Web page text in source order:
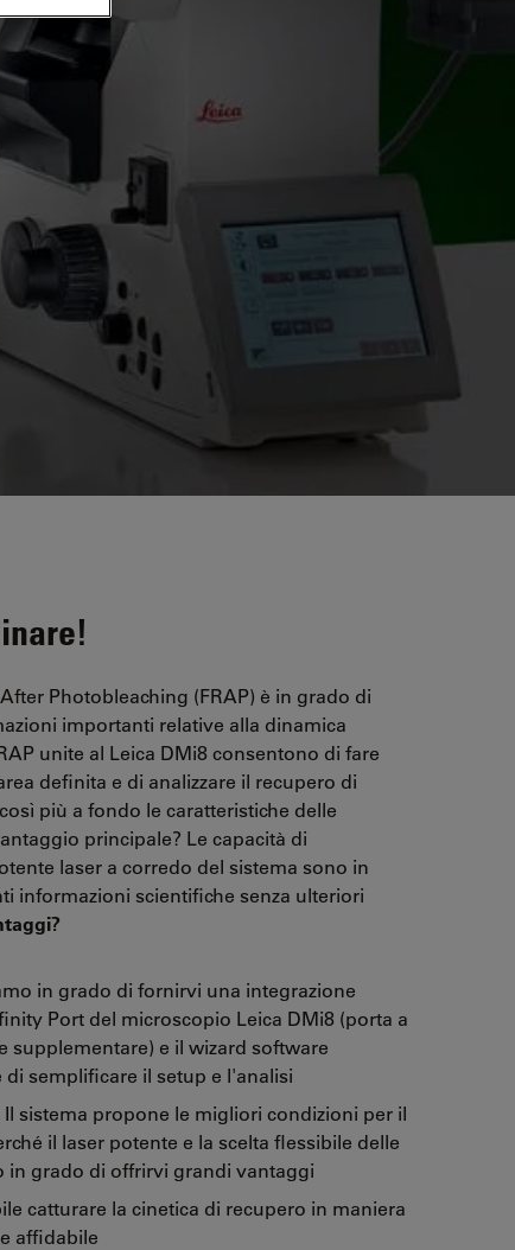
Photobleaching (FRAP) è in grado di
importanti relative alla dinamica
unite al Leica DMi8 consentono di fare
definita e di analizzare il recupero di
più a fondo le caratteristiche delle
principale? Le capacità di
laser a corredo del sistema sono in
informazioni scientifiche senza ulteriori
in grado di fornirvi una integrazione
Port del microscopio Leica DMi8 (porta a
supplementare) e il wizard software
di semplificare il setup e l'analisi
Il sistema propone le migliori condizioni per il
il laser potente e la scelta flessibile delle
in grado di offrirvi grandi vantaggi
catturare la cinetica di recupero in maniera
affidabile